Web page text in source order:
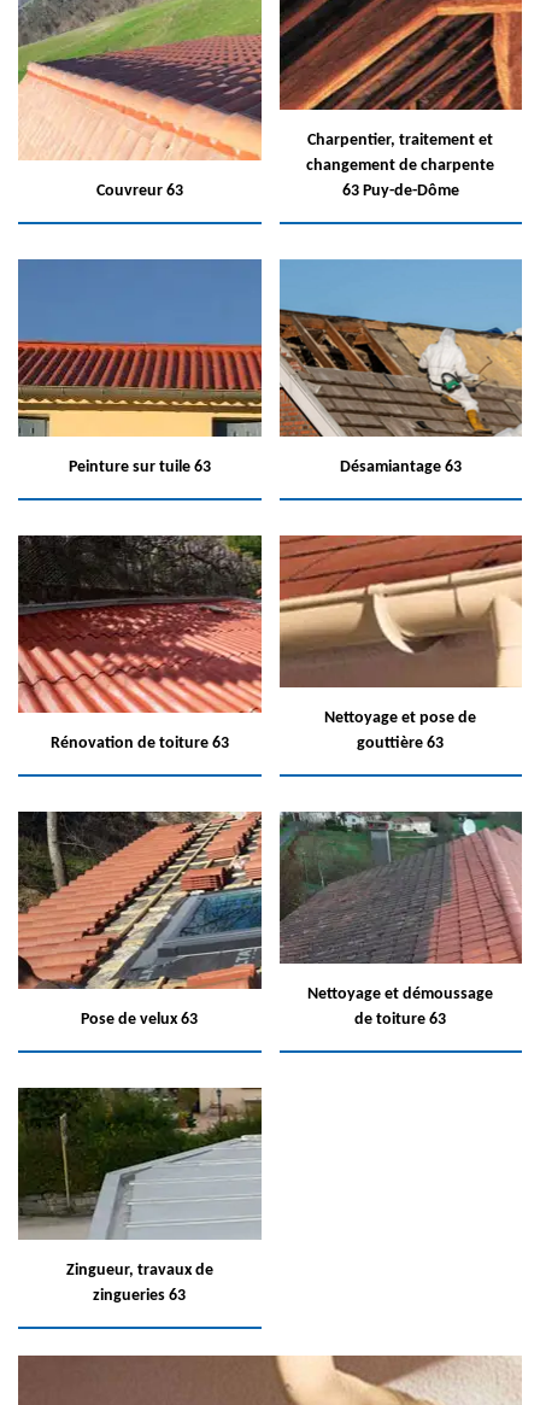
Couvreur 63
Charpentier, traitement et
changement de charpente
63 Puy-de-Dôme
Peinture sur tuile 63 Désamiantage 63
Rénovation de toiture 63
Nettoyage et pose de
gouttière 63
Pose de velux 63
Nettoyage et démoussage
de toiture 63
Zingueur, travaux de
zingueries 63